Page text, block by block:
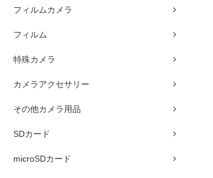
フィルムカメラ
フィルム
特殊カメラ
カメラアクセサリー
その他カメラ用品
SDカード
microSDカード